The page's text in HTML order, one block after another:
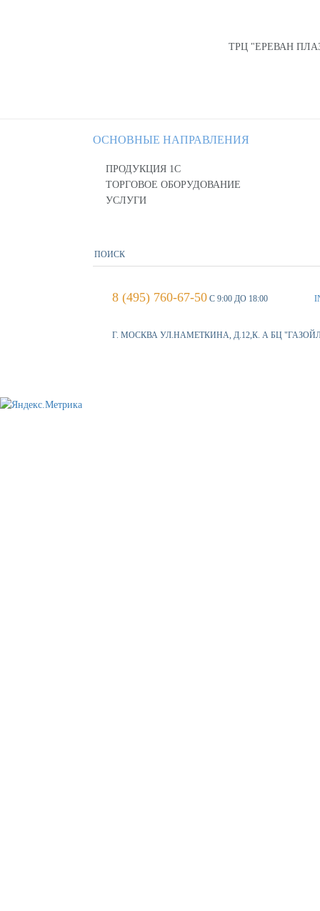
ТРЦ "ЕРЕВАН
ОСНОВНЫЕ НАПРАВЛЕНИЯ
ПРОДУКЦИЯ 1С
ТОРГОВОЕ ОБОРУДОВАНИЕ
УСЛУГИ
8 (495) 760-67-50 С 9:00 ДО 18:00
Г. МОСКВА УЛ.НАМЕТКИНА, Д.12,К. А БЦ